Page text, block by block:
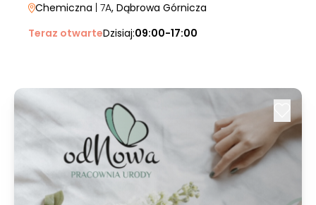
Chemiczna | 7A, Dąbrowa Górnicza
Teraz otwarteDzisiaj:09:00-17:00